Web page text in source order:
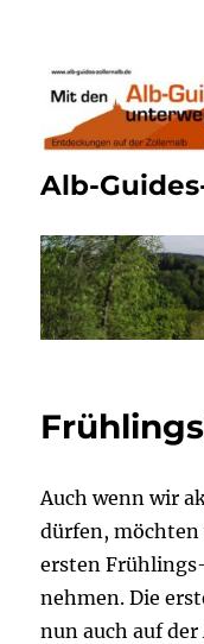
Alb-
Auch wenn wir
dürfen, möchten
ersten
nehmen. Die
nun auch auf